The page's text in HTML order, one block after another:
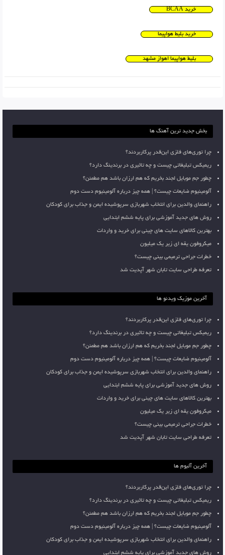
خرید BCAA
خرید بلیط هواپیما
بلیط هواپیما اهواز مشهد
بخش جدید ترین آهنگ ها
چرا توری‌های فلزی این‌قدر پرکاربردند؟
ریمیکس تبلیغاتی چیست و چه تاثیری در برندینگ دارد؟
چطور جم موبایل لجند بخریم که هم ارزان باشد هم مطمئن؟
آلومینیوم ضایعات چیست؟ | همه چیز درباره آلومینیوم دست دوم
راهنمای والدین برای انتخاب شهربازی سرپوشیده ایمن و جذاب برای کودکان
روش های جدید آموزشی برای پایه ششم ابتدایی
بهترین کالاهای سایت های چینی برای خرید و واردات
میکروفون یقه ای زیر یک میلیون
خطرات جراحی ترمیمی بینی چیست؟
تعرفه طراحی سایت تابان شهر آپدیت شد
آخرین موزیک ویدئو ها
چرا توری‌های فلزی این‌قدر پرکاربردند؟
ریمیکس تبلیغاتی چیست و چه تاثیری در برندینگ دارد؟
چطور جم موبایل لجند بخریم که هم ارزان باشد هم مطمئن؟
آلومینیوم ضایعات چیست؟ | همه چیز درباره آلومینیوم دست دوم
راهنمای والدین برای انتخاب شهربازی سرپوشیده ایمن و جذاب برای کودکان
روش های جدید آموزشی برای پایه ششم ابتدایی
بهترین کالاهای سایت های چینی برای خرید و واردات
میکروفون یقه ای زیر یک میلیون
خطرات جراحی ترمیمی بینی چیست؟
تعرفه طراحی سایت تابان شهر آپدیت شد
آخرین آلبوم ها
چرا توری‌های فلزی این‌قدر پرکاربردند؟
ریمیکس تبلیغاتی چیست و چه تاثیری در برندینگ دارد؟
چطور جم موبایل لجند بخریم که هم ارزان باشد هم مطمئن؟
آلومینیوم ضایعات چیست؟ | همه چیز درباره آلومینیوم دست دوم
راهنمای والدین برای انتخاب شهربازی سرپوشیده ایمن و جذاب برای کودکان
روش های جدید آموزشی برای پایه ششم ابتدایی